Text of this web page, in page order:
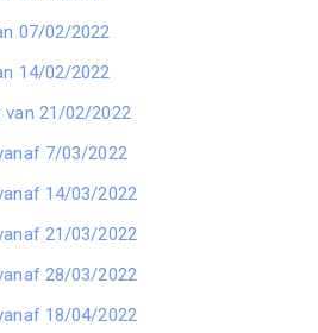
07/02/2022
14/02/2022
21/02/2022
7/03/2022
14/03/2022
21/03/2022
28/03/2022
18/04/2022